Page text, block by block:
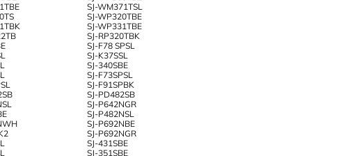
SJ-WM371TSL
SJ-WP320TBE
SJ-WP331TBE
SJ-RP320TBK
SJ-F78 SPSL
SJ-K37SSL
SJ-340SBE
SJ-F73SPSL
SJ-F91SPBK
SJ-PD482SB
SJ-P642NGR
SJ-P482NSL
SJ-P692NBE
SJ-P692NGR
SJ-431SBE
SJ-351SBE